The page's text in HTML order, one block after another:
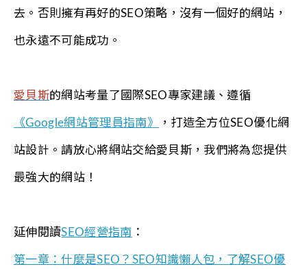
去。否則擁有再好的SEO策略，沒有一個好的網站，
也永遠不可能成功。
愛貝斯的網站考量了國際SEO專家建議、遵循
《Google網站管理員指南》 ，打造全方位SEO優化網
站設計。請放心將網站交給愛貝斯，我們將為您提供
最強大的網站！
延伸閱讀SEO經營指南 ：
第一章：什麼是SEO？SEO知識懶人包，了解SEO優